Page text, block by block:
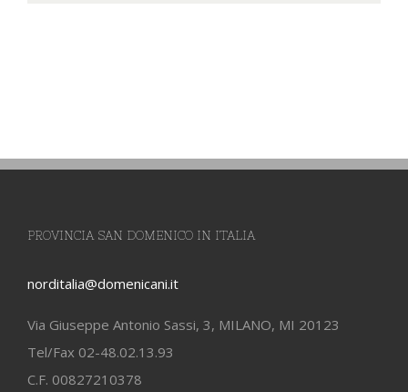
PROVINCIA SAN DOMENICO IN ITALIA
norditalia@domenicani.it
Via Giuseppe Antonio Sassi, 3, MILANO, MI 20123
Tel/Fax 02-48.02.13.93
C.F. 00827210378